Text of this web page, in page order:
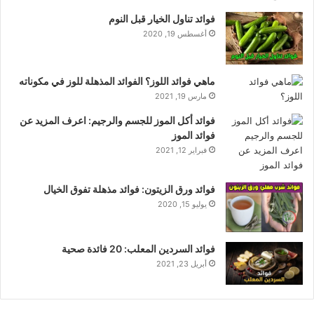
فوائد تناول الخيار قبل النوم
أغسطس 19, 2020
ماهي فوائد اللوز؟ الفوائد المذهلة للوز في مكوناته
مارس 19, 2021
فوائد أكل الموز للجسم والرجيم: اعرف المزيد عن
فوائد الموز
فبراير 12, 2021
فوائد ورق الزيتون: فوائد مذهلة تفوق الخيال
يوليو 15, 2020
فوائد السردين المعلب: 20 فائدة صحية
أبريل 23, 2021